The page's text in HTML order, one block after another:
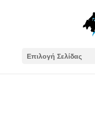
Επιλογή Σελίδας